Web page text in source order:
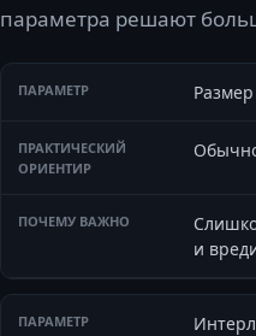
параметра решают
Размер
и